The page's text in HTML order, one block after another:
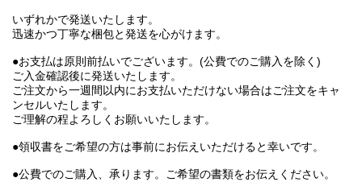
いずれかで発送いたします。
迅速かつ丁寧な梱包と発送を心がけます。
●お支払は原則前払いでございます。(公費でのご購入を除く)
ご入金確認後に発送いたします。
ご注文から一週間以内にお支払いただけない場合はご注文をキャ
ンセルいたします。
ご理解の程よろしくお願いいたします。
●領収書をご希望の方は事前にお伝えいただけると幸いです。
●公費でのご購入、承ります。ご希望の書類をお伝えください。